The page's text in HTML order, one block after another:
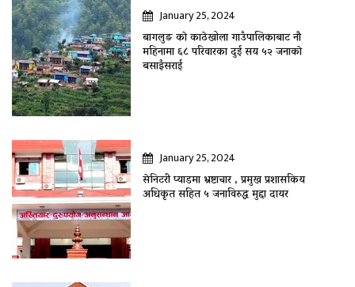
January 25, 2024
बागलुङ काे काठेखोला गाउँपालिकाबाट नौ
महिनामा ६८ परिवारका दुई सय ५२ जनाकाे
बसाइँसराई
January 25, 2024
सेनिटरी प्याडमा भ्रष्टाचार , प्रमुख प्रशासकिय
अधिकृत सहित ५ जनाविरुद्ध मुद्दा दायर